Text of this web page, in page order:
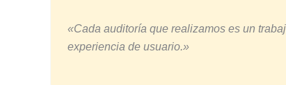
«Cada auditoría que realizamos es un
experiencia de usuario.»